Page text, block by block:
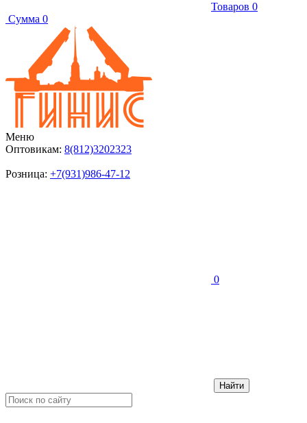
Товаров 0
Сумма 0
Меню
Оптовикам: 8(812)3202323
Розница: +7(931)986-47-12
0
Найти